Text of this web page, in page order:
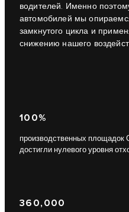
водителей. Именно
автомобилей мы
замкнутого цикла и
снижению нашего
100%
производственных площадок
достигли нулевого уровня
360,000